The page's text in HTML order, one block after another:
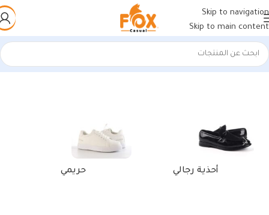
Skip to navigation
Skip to main content
الرئيسية/منتجات تحت الوسم “laptop sleeve mockup”
أحذية رجالي حريمي